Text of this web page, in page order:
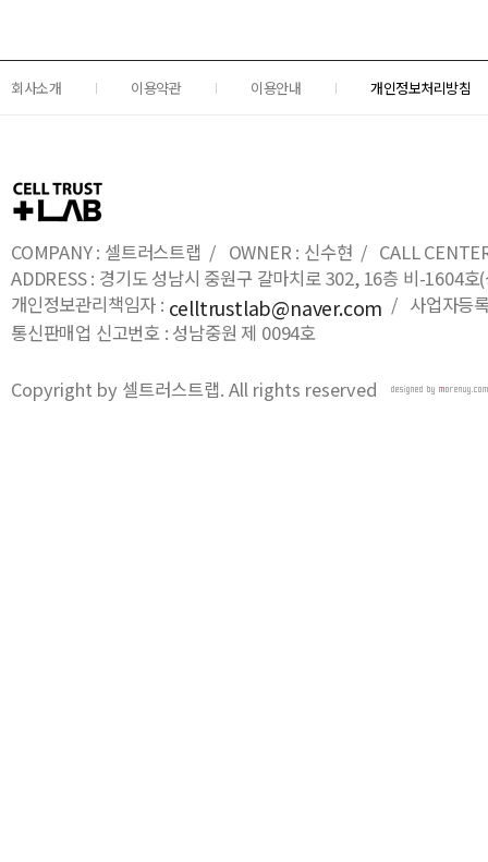
회사소개 이용약관 이용안내 개인정보처리방침
COMPANY : 셀트러스트랩 / OWNER : 신수현 / CALL
ADDRESS : 경기도 성남시 중원구 갈마치로 302, 16층 비-1604
개인정보관리책임자 : celltrustlab@naver.com / 사업자등
통신판매업 신고번호 : 성남중원 제 0094호
Copyright by 셀트러스트랩. All rights reserved